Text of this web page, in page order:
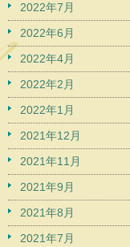
2022年7月
2022年6月
2022年4月
2022年2月
2022年1月
2021年12月
2021年11月
2021年9月
2021年8月
2021年7月